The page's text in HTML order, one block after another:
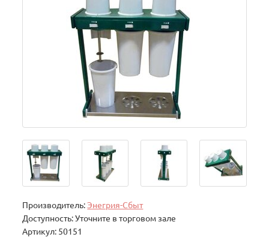
Производитель:Энегрия-Сбыт
Доступность: Уточните в торговом зале
Артикул: 50151